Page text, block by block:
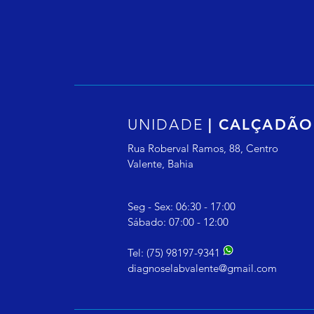
UNIDADE |
Rua Roberval Ramos, 88, Centro
Valente, Bahia
Seg - Sex: 06:30 - 17:00
​​Sábado: 07:00 - 12:00
Tel: (75) 98197-9341
diagnoselabvalente@gmail.com